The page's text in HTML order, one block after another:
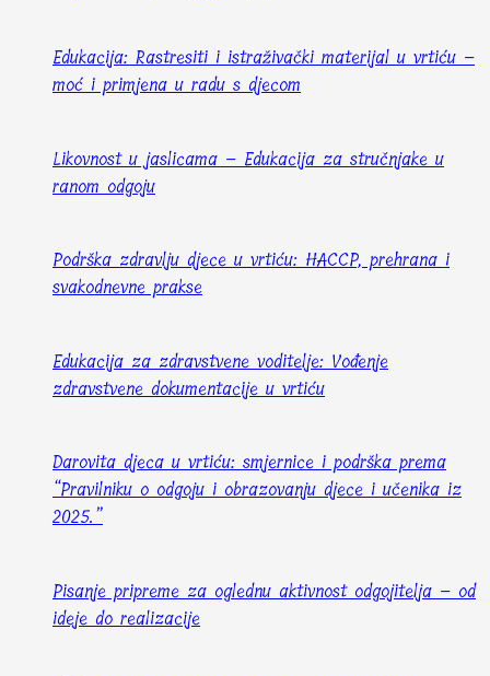
Edukacija: Rastresiti i istraživački materijal u vrtiću –
moć i primjena u radu s djecom
Likovnost u jaslicama – Edukacija za stručnjake u
ranom odgoju
Podrška zdravlju djece u vrtiću: HACCP, prehrana i
svakodnevne prakse
Edukacija za zdravstvene voditelje: Vođenje
zdravstvene dokumentacije u vrtiću
Darovita djeca u vrtiću: smjernice i podrška prema
“Pravilniku o odgoju i obrazovanju djece i učenika iz
2025.”
Pisanje pripreme za oglednu aktivnost odgojitelja – od
ideje do realizacije